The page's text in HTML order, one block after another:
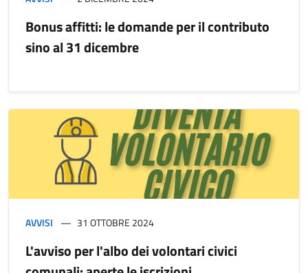
Bonus affitti: le domande per il contributo
sino al 31 dicembre
AVVISI 31 OTTOBRE 2024
L'avviso per l'albo dei volontari civici